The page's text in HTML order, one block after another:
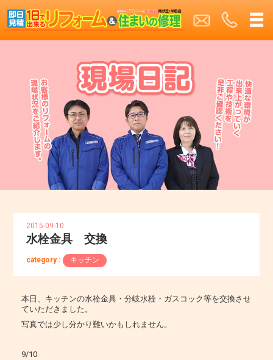
2015-09-10
水栓金具 交換
category : キッチン
本日、キッチンの水栓金具・分岐水栓・ガスコック等を交換させ
ていただきました。
写真では少し分かり難いかもしれません。
9/10